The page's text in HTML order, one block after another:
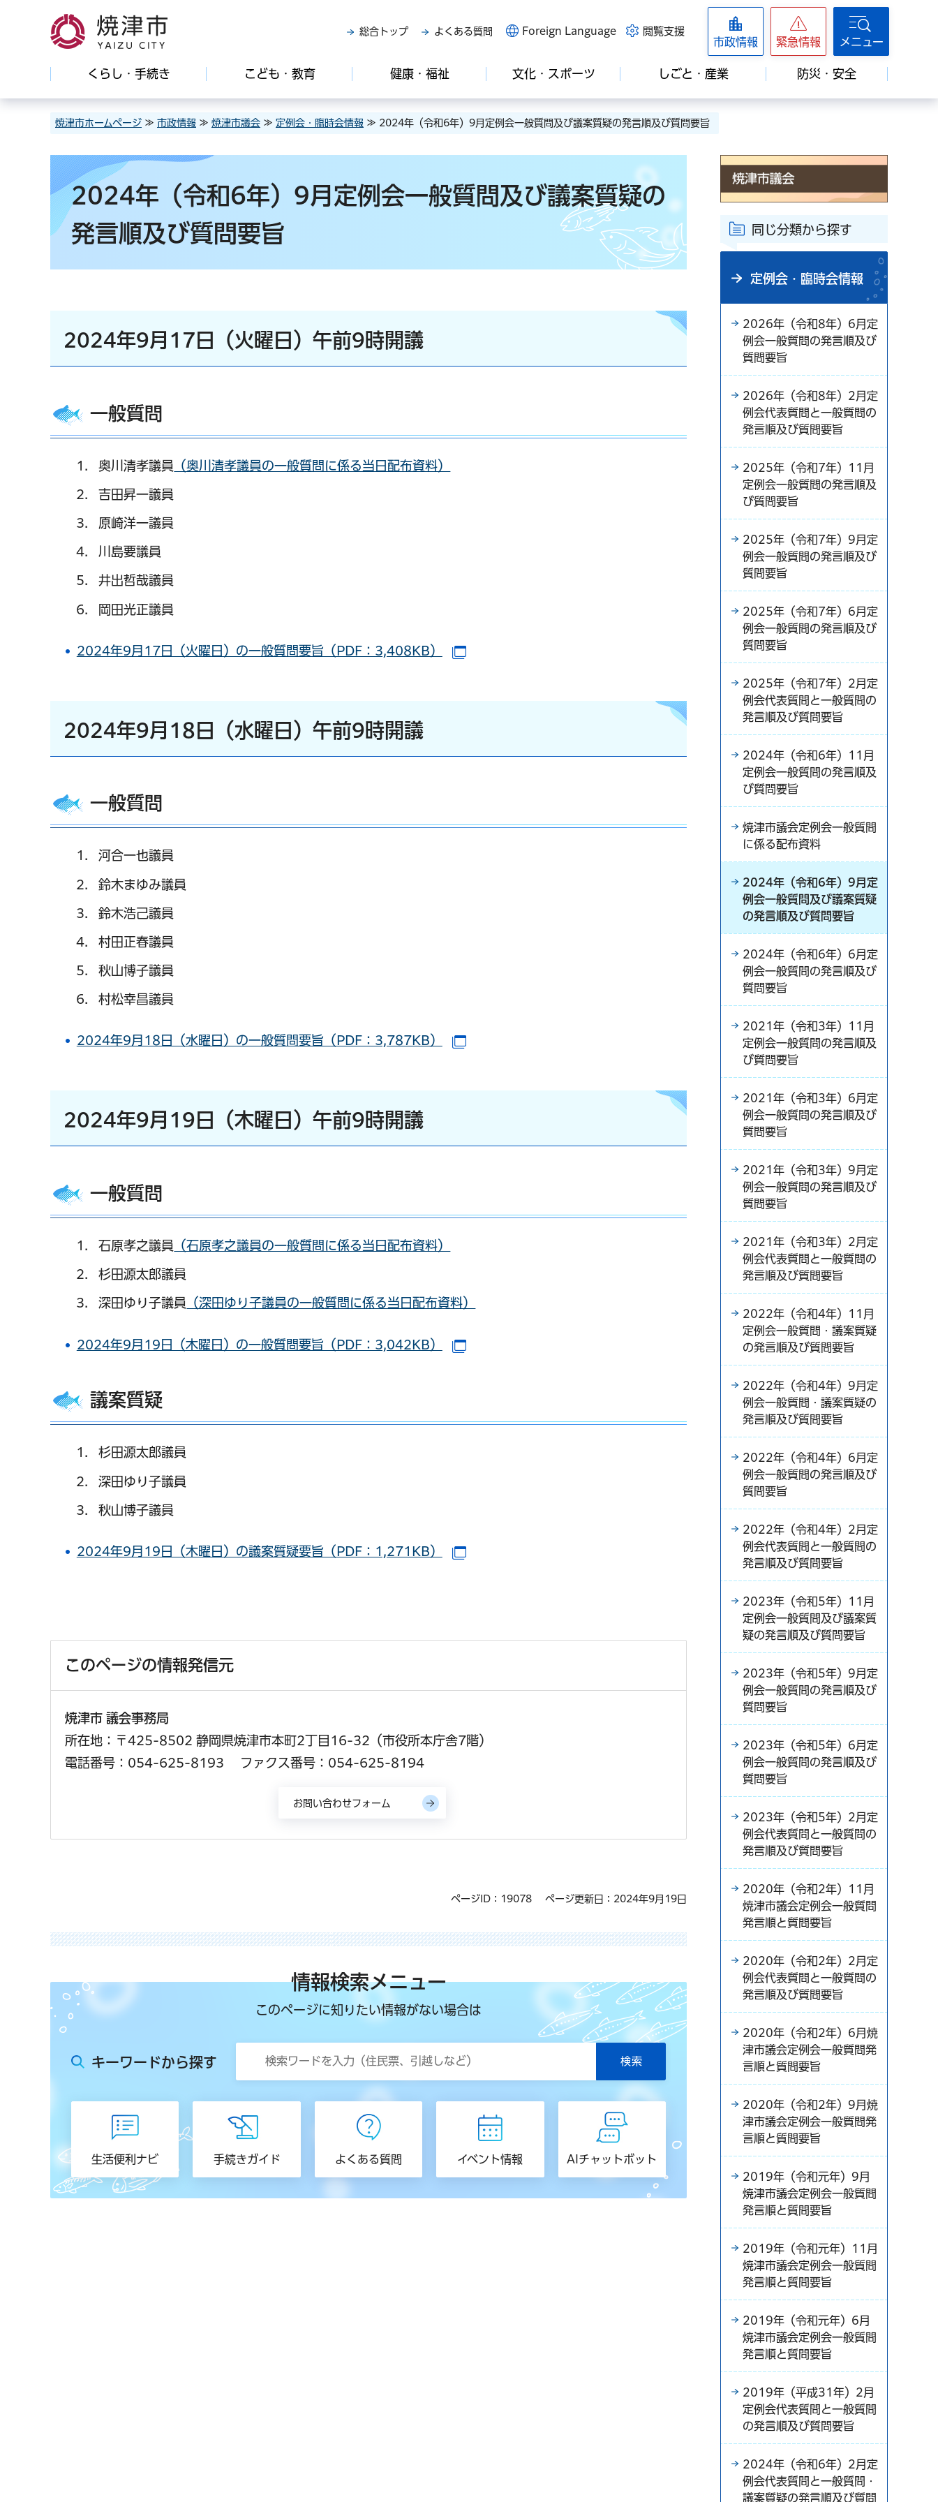
焼津市
総合トップ よくある質問 Foreign Language 閲覧支援
市政情報 緊急情報 メニュー
くらし・手続き こども・教育 健康・福祉 文化・スポーツ しごと・産業 防災・安全
焼津市ホームページ ≫ 市政情報 ≫ 焼津市議会 ≫ 定例会・臨時会情報 ≫ 2024年（令和6年）9月定例会一般質問及び議案質疑の発言順及び質問要旨
2024年（令和6年）9月定例会一般質問及び議案質疑の
発言順及び質問要旨
2024年9月17日（火曜日）午前9時開議
一般質問
奥川清孝議員 （奥川清孝議員の一般質問に係る当日配布資料）
吉田昇一議員
原崎洋一議員
川島要議員
井出哲哉議員
岡田光正議員
2024年9月17日（火曜日）の一般質問要旨（PDF：3,408KB） （別ウインドウで開きます）
2024年9月18日（水曜日）午前9時開議
一般質問
河合一也議員
鈴木まゆみ議員
鈴木浩己議員
村田正春議員
秋山博子議員
村松幸昌議員
2024年9月18日（水曜日）の一般質問要旨（PDF：3,787KB） （別ウインドウで開きます）
2024年9月19日（木曜日）午前9時開議
一般質問
石原孝之議員 （石原孝之議員の一般質問に係る当日配布資料）
杉田源太郎議員
深田ゆり子議員 （深田ゆり子議員の一般質問に係る当日配布資料）
2024年9月19日（木曜日）の一般質問要旨（PDF：3,042KB） （別ウインドウで開きます）
議案質疑
杉田源太郎議員
深田ゆり子議員
秋山博子議員
2024年9月19日（木曜日）の議案質疑要旨（PDF：1,271KB） （別ウインドウで開きます）
このページの情報発信元
焼津市 議会事務局
所在地：〒425-8502 静岡県焼津市本町2丁目16-32（市役所本庁舎7階）
電話番号：054-625-8193
ファクス番号：054-625-8194
ページID：19078 ページ更新日：2024年9月19日
情報検索メニュー
このページに知りたい情報がない場合は
キーワードから探す
生活便利ナビ 手続きガイド よくある質問 イベント情報 AIチャットボット
同じ分類から探す
定例会・臨時会情報
2026年（令和8年）6月定
例会一般質問の発言順及び
質問要旨
2026年（令和8年）2月定
例会代表質問と一般質問の
発言順及び質問要旨
2025年（令和7年）11月
定例会一般質問の発言順及
び質問要旨
2025年（令和7年）9月定
例会一般質問の発言順及び
質問要旨
2025年（令和7年）6月定
例会一般質問の発言順及び
質問要旨
2025年（令和7年）2月定
例会代表質問と一般質問の
発言順及び質問要旨
2024年（令和6年）11月
定例会一般質問の発言順及
び質問要旨
焼津市議会定例会一般質問
に係る配布資料
2024年（令和6年）9月定
例会一般質問及び議案質疑
の発言順及び質問要旨
2024年（令和6年）6月定
例会一般質問の発言順及び
質問要旨
2021年（令和3年）11月
定例会一般質問の発言順及
び質問要旨
2021年（令和3年）6月定
例会一般質問の発言順及び
質問要旨
2021年（令和3年）9月定
例会一般質問の発言順及び
質問要旨
2021年（令和3年）2月定
例会代表質問と一般質問の
発言順及び質問要旨
2022年（令和4年）11月
定例会一般質問・議案質疑
の発言順及び質問要旨
2022年（令和4年）9月定
例会一般質問・議案質疑の
発言順及び質問要旨
2022年（令和4年）6月定
例会一般質問の発言順及び
質問要旨
2022年（令和4年）2月定
例会代表質問と一般質問の
発言順及び質問要旨
2023年（令和5年）11月
定例会一般質問及び議案質
疑の発言順及び質問要旨
2023年（令和5年）9月定
例会一般質問の発言順及び
質問要旨
2023年（令和5年）6月定
例会一般質問の発言順及び
質問要旨
2023年（令和5年）2月定
例会代表質問と一般質問の
発言順及び質問要旨
2020年（令和2年）11月
焼津市議会定例会一般質問
発言順と質問要旨
2020年（令和2年）2月定
例会代表質問と一般質問の
発言順及び質問要旨
2020年（令和2年）6月焼
津市議会定例会一般質問発
言順と質問要旨
2020年（令和2年）9月焼
津市議会定例会一般質問発
言順と質問要旨
2019年（令和元年）9月
焼津市議会定例会一般質問
発言順と質問要旨
2019年（令和元年）11月
焼津市議会定例会一般質問
発言順と質問要旨
2019年（令和元年）6月
焼津市議会定例会一般質問
発言順と質問要旨
2019年（平成31年）2月
定例会代表質問と一般質問
の発言順及び質問要旨
2024年（令和6年）2月定
例会代表質問と一般質問・
議案質疑の発言順及び質問